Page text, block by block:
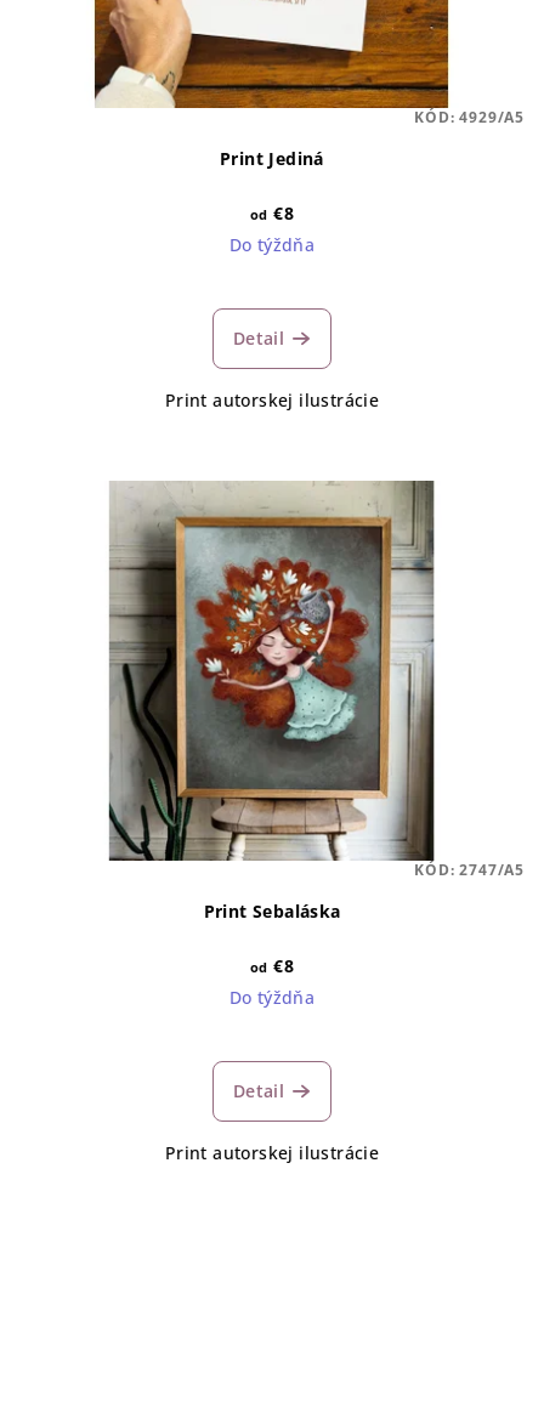
Print Jediná
od €8
Do týždňa
Detail
Print autorskej ilustrácie
KÓD:4929/A5
Print Sebaláska
od €8
Do týždňa
Detail
Print autorskej ilustrácie
KÓD:2747/A5